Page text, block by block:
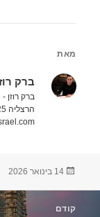
מאת
ברק
פורסם
14 בינואר 2026
קודם